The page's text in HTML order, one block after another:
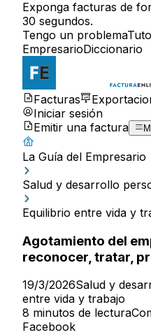
Exponga facturas de
30 segundos.
Tengo un problema
EmpresarioDiccionario
Facturas
Iniciar sesión
Emitir una factura
La Guía del Empresario
Salud y desarrollo
Equilibrio entre vida y
Agotamiento del
reconocer, tratar,
19/3/2026Salud y
entre vida y trabajo
8 minutos de lectura
Facebook